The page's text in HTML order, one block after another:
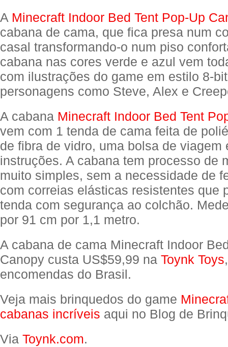
A Minecraft Indoor Bed Tent Pop-Up
cabana de cama, que fica presa num
casal transformando-o num piso
cabana nas cores verde e azul vem
com ilustrações do game em estilo 8-
personagens como Steve, Alex e
A cabana Minecraft Indoor Bed Tent
vem com 1 tenda de cama feita de
de fibra de vidro, uma bolsa de viagem
instruções. A cabana tem processo de
muito simples, sem a necessidade de
com correias elásticas resistentes que
tenda com segurança ao colchão.
por 91 cm por 1,1 metro.
A cabana de cama Minecraft Indoor
Canopy custa US$59,99 na Toynk Toys
encomendas do Brasil.
Veja mais brinquedos do game
cabanas incríveis aqui no Blog de
Via Toynk.com.